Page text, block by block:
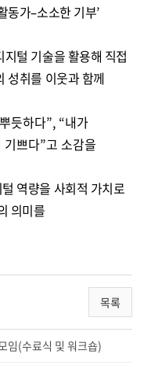
동가–소소한 기부’
털 기술을 활용해 직접
성취를 이웃과 함께
듯하다”, “내가
쁘다”고 소감을
역량을 사회적 가치로
의미를
목록
임(수료식 및 워크숍)